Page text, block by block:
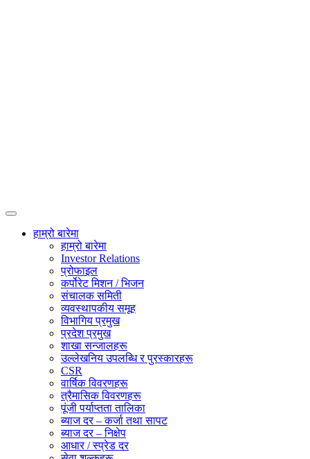
हाम्रो बारेमा
हाम्रो बारेमा
Investor Relations
प्रोफाइल
कर्पोरेट मिशन / भिजन
संचालक समिती
व्यवस्थापकीय समूह
विभागिय प्रमुख
प्रदेश प्रमुख
शाखा सन्जालहरू
उल्लेखनिय उपलब्धि र पुरस्कारहरू
CSR
वार्षिक विवरणहरू
त्रैमासिक विवरणहरू
पूंजी पर्याप्तता तालिका
ब्याज दर – कर्जा तथा सापट
ब्याज दर – निक्षेप
आधार / स्प्रेड दर